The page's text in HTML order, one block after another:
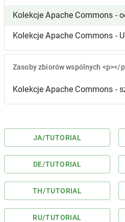
Kolekcje Apache Commons -
Kolekcje Apache Commons -
Zasoby zbiorów wspólnych <p></
Kolekcje Apache Commons -
JA/TUTORIAL
DE/TUTORIAL
TH/TUTORIAL
RU/TUTORIAL